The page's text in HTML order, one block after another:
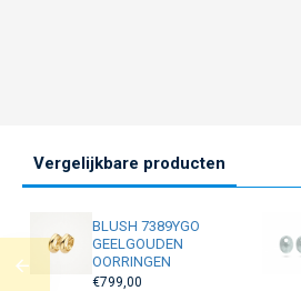
Vergelijkbare producten
BLUSH 7389YGO
GEELGOUDEN
OORRINGEN
€799,00